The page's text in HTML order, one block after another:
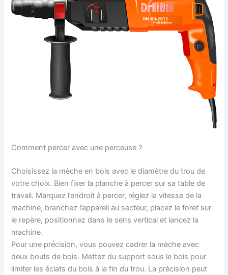
Comment percer avec une perceuse ?
Choisissez la mèche en bois avec le diamètre du trou de
votre choix. Bien fixer la planche à percer sur sa table de
travail. Marquez l’endroit à percer, réglez la vitesse de la
machine, branchez l’appareil au secteur, placez le foret sur
le repère, positionnez dans le sens vertical et lancez la
machine.
Pour une précision, vous pouvez cadrer la mèche avec
deux bouts de bois. Mettez du support sous le bois pour
limiter les éclats du bois à la fin du trou. La précision peut